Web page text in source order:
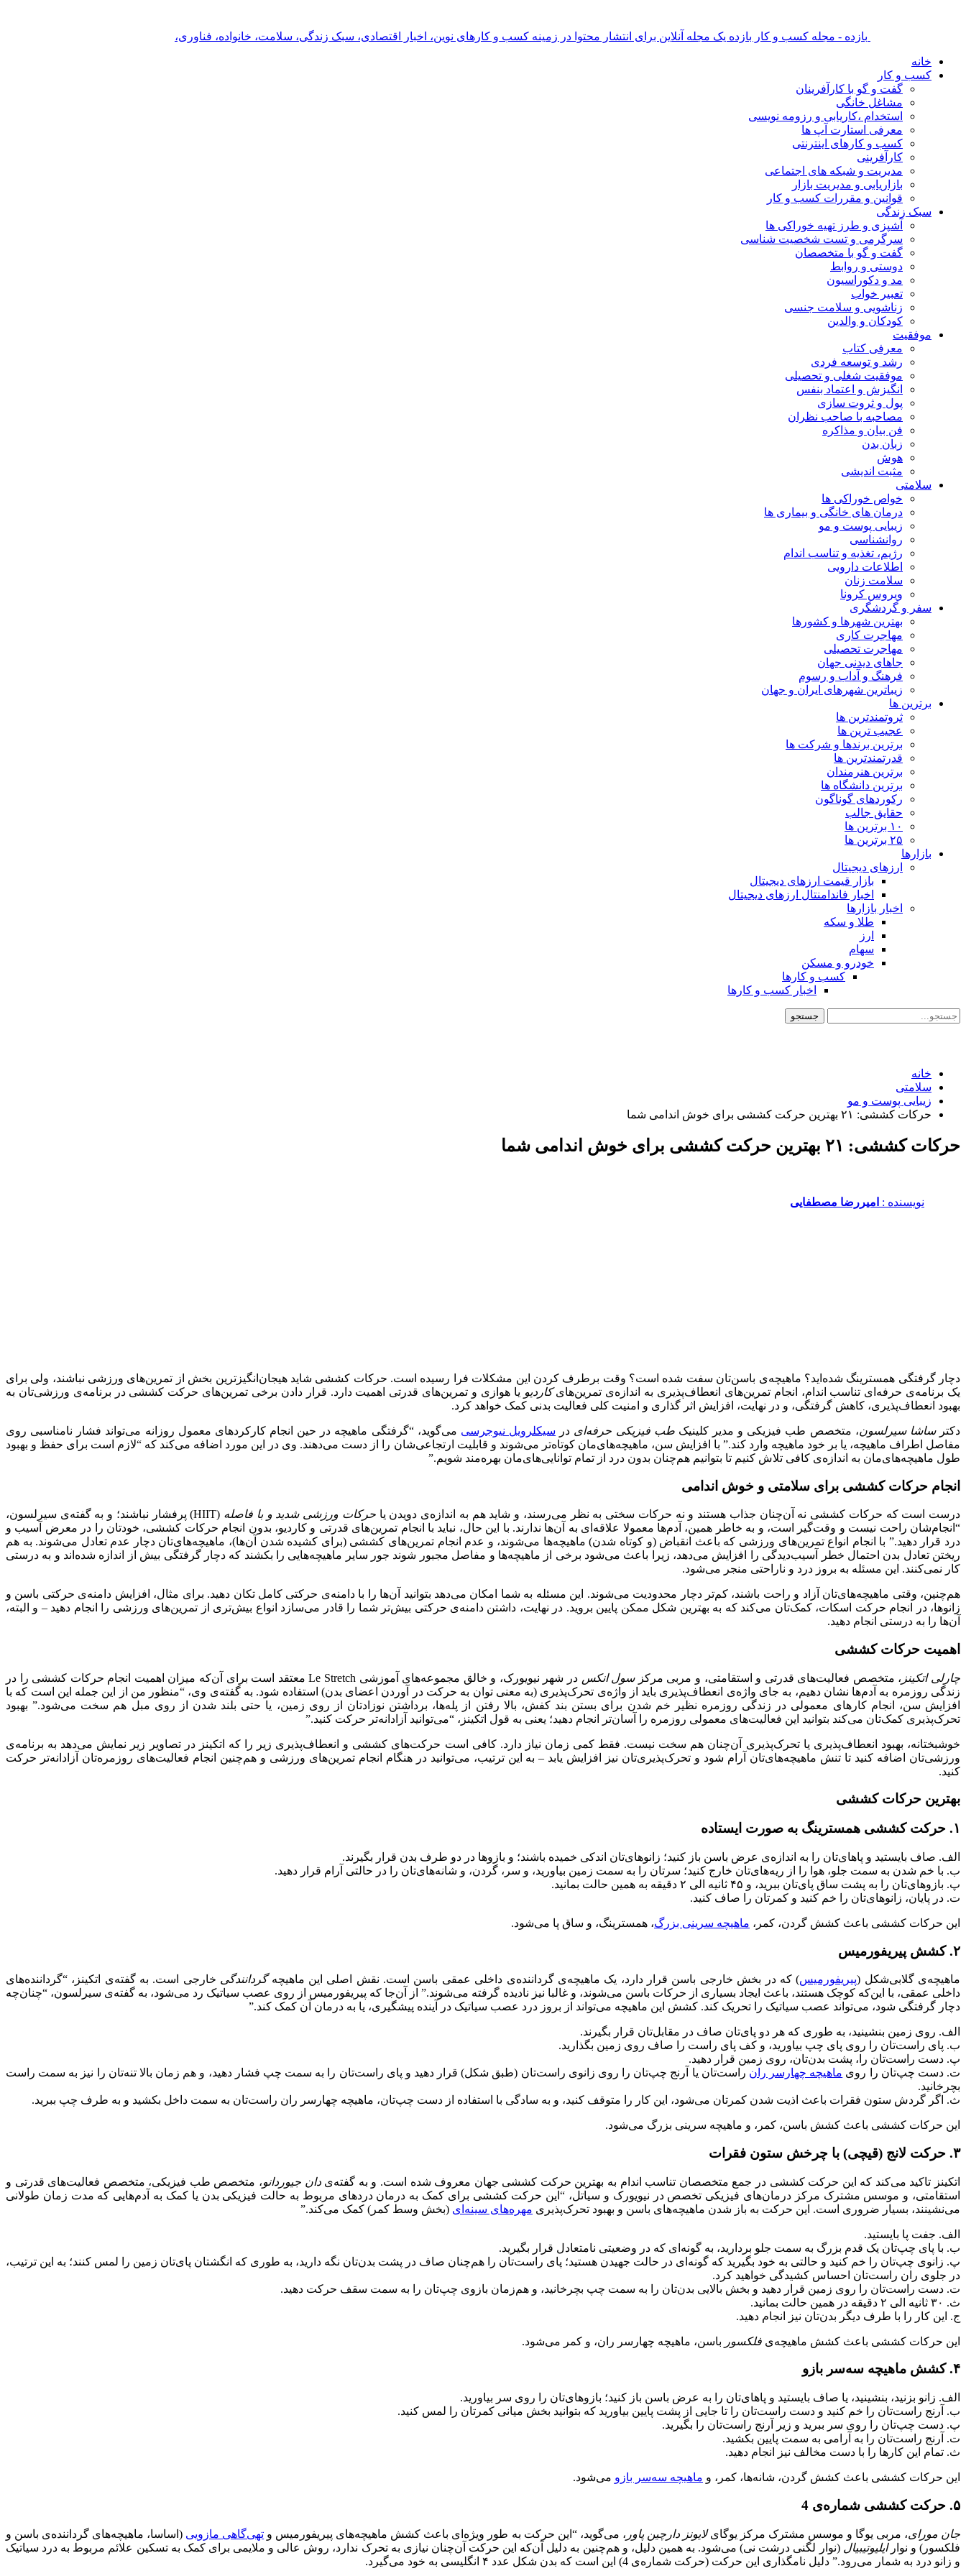
بازده - مجله کسب و کار بازده یک مجله آنلاین برای انتشار محتوا در زمینه کسب و کارهای نوین، اخبار اقتصادی، سبک زندگی، سلامت، خانواده، فناوری،
خانه
کسب و کار
گفت و گو با کارآفرینان
مشاغل خانگی
استخدام ،کاریابی و رزومه نویسی
معرفی استارت آپ ها
کسب و کارهای اینترنتی
کارآفرینی
مدیریت و شبکه های اجتماعی
بازاریابی و مدیریت بازار
قوانین و مقررات کسب و کار
سبک زندگی
آشپزی و طرز تهیه خوراکی ها
سرگرمی و تست شخصیت شناسی
گفت و گو با متخصصان
دوستی و روابط
مد و دکوراسیون
تعبیر خواب
زناشویی و سلامت جنسی
کودکان و والدین
موفقیت
معرفی کتاب
رشد و توسعه فردی
موفقیت شغلی و تحصیلی
انگیزش و اعتماد بنفس
پول و ثروت سازی
مصاحبه با صاحب نظران
فن بیان و مذاکره
زبان بدن
هوش
مثبت اندیشی
سلامتی
خواص خوراکی ها
درمان های خانگی و بیماری ها
زیبایی پوست و مو
روانشناسی
رژیم، تغذیه و تناسب اندام
اطلاعات دارویی
سلامت زنان
ویروس کرونا
سفر و گردشگری
بهترین شهرها و کشورها
مهاجرت کاری
مهاجرت تحصیلی
جاهای دیدنی جهان
فرهنگ و آداب و رسوم
زیباترین شهرهای ایران و جهان
برترین ها
ثروتمندترین ها
عجیب ترین ها
برترین برندها و شرکت ها
قدرتمندترین ها
برترین هنرمندان
برترین دانشگاه ها
رکوردهای گوناگون
حقایق جالب
۱۰ برترین ها
۲۵ برترین ها
بازارها
ارزهای دیجیتال
بازار قیمت ارزهای دیجیتال
اخبار فاندامنتال ارزهای دیجیتال
اخبار بازارها
طلا و سکه
ارز
سهام
خودرو و مسکن
کسب و کارها
اخبار کسب و کارها
خانه
سلامتی
زیبایی پوست و مو
حرکات کششی: ۲۱ بهترین حرکت کششی برای خوش اندامی شما
حرکات کششی: ۲۱ بهترین حرکت کششی برای خوش اندامی شما
نویسنده :‌ امیررضا مصطفایی
دچار گرفتگی همسترینگ شده‌اید؟ ماهیچه‌ی باسن‌تان سفت شده است؟ وقت برطرف کردن این مشکلات فرا رسیده است. حرکات کششی شاید هیجان‌انگیزترین بخش از تمرین‌های ورزشی نباشند، ولی برای
یک برنامه‌ی حرفه‌ای تناسب اندام، انجام تمرین‌های انعطاف‌پذیری به اندازه‌ی تمرین‌هایکاردیو یا هوازی و تمرین‌های قدرتی اهمیت دارد. قرار دادن برخی تمرین‌های حرکت کششی در برنامه‌ی ورزشی‌تان به
بهبود انعطاف‌پذیری، کاهش گرفتگی، و در نهایت، افزایش اثر گذاری و امنیت کلی فعالیت بدنی کمک خواهد کرد.
دکترساشا سیرلسون، متخصص طب فیزیکی و مدیر کلینیکطب فیزیکی حرفه‌ای در سیکلرویل نیوجرسی می‌گوید، “گرفتگی ماهیچه در حین انجام کارکردهای معمول روزانه می‌تواند فشار نامناسبی روی
مفاصل اطراف ماهیچه، یا بر خود ماهیچه وارد کند.‌”‌ با افزایش سن، ماهیچه‌های‌مان کوتاه‌تر می‌شوند و قابلیت ارتجاعی‌شان را از دست می‌دهند. وی در این مورد اضافه می‌کند که “‌لازم است برای حفظ و بهبود
طول ماهیچه‌های‌مان به اندازه‌ی کافی تلاش کنیم تا بتوانیم هم‌چنان بدون درد از تمام توانایی‌های‌مان بهره‌مند شویم.‌”‌
انجام حرکات کششی برای سلامتی و خوش اندامی
درست است که حرکات کششی نه آن‌چنان جذاب هستند و نه حرکات سختی به نظر می‌رسند،‌ و شاید هم به اندازه‌ی دویدن یاحرکات ورزشی شدید و با فاصله
(HIIT) پرفشار نباشند؛ و به گفته‌ی سیرلسون،
“‌انجام‌شان راحت نیست و وقت‌گیر است،‌ و به خاطر همین، آدم‌ها معمولا علاقه‌ای به آن‌ها ندارند. با این حال، نباید با انجام تمرین‌های قدرتی و کاردیو، بدون انجام حرکات کششی، خودتان را در معرض آسیب و
درد قرار دهید.‌” با انجام انواع تمرین‌های ورزشی که باعث انقباض (و کوتاه شدن) ماهیچه‌ها می‌شوند، و عدم انجام تمرین‌های کششی (برای کشیده شدن آن‌ها)، ماهیچه‌های‌تان دچار عدم تعادل می‌شوند. به هم
ریختن تعادل بدن احتمال خطر آسیب‌دیدگی را افزایش می‌دهد، زیرا باعث می‌شود برخی از ماهیچه‌ها و مفاصل مجبور شوند جور سایر ماهیچه‌هایی را بکشند که دچار گرفتگی بیش از اندازه شده‌اند و به درستی
کار نمی‌کنند. این مسئله به بروز درد و ناراحتی منجر می‌شود.
هم‌چنین، وقتی ماهیچه‌های‌تان آزاد و راحت باشند، کم‌تر دچار محدودیت می‌شوند. این مسئله به شما امکان می‌دهد بتوانید آن‌ها را با دامنه‌ی حرکتی کامل تکان دهید. برای مثال، افزایش دامنه‌ی حرکتی باسن و
زانوها، در انجام حرکت اسکات، کمک‌تان می‌کند که به بهترین شکل ممکن پایین بروید. در نهایت، داشتن دامنه‌ی حرکتی بیش‌تر شما را قادر می‌سازد انواع بیش‌تری از تمرین‌های ورزشی را انجام دهید – و البته،
آن‌ها را به درستی انجام دهید.
اهمیت حرکات کششی
چارلی اتکینز ، متخصص فعالیت‌های قدرتی و استقامتی، و مربی مرکزسول انکس
در شهر نیویورک، و خالق مجموعه‌های آموزشی Le Stretch معتقد است برای آن‌که میزان اهمیت انجام حرکات کششی را در
زندگی روزمره به آدم‌ها نشان دهیم، به جای واژه‌ی انعطاف‌پذیری باید از واژه‌ی تحرک‌پذیری (به معنی توان به حرکت در آوردن اعضای بدن) استفاده شود. به گفته‌ی وی، “‌منظور من از این جمله این است که با
افزایش سن، انجام کارهای معمولی در زندگی روزمره نظیر خم شدن برای بستن بند کفش، بالا رفتن از پله‌ها، برداشتن نوزادتان از روی زمین، یا حتی بلند شدن از روی مبل هم سخت می‌شود.‌” بهبود
تحرک‌پذیری کمک‌تان می‌کند بتوانید این فعالیت‌های معمولی روزمره را آسان‌تر انجام دهید؛ یعنی به قول اتکینز، “‌می‌توانید آزادانه‌تر حرکت کنید.‌”
خوشبختانه، بهبود انعطاف‌پذیری یا تحرک‌پذیری آن‌چنان هم سخت نیست. فقط کمی زمان نیاز دارد. کافی است حرکت‌های کششی و انعطاف‌پذیری زیر را که اتکینز در تصاویر زیر نمایش می‌دهد به برنامه‌ی
ورزشی‌تان اضافه کنید تا تنش ماهیچه‌های‌تان آرام شود و تحرک‌پذیری‌تان نیز افزایش یابد – به این ترتیب، می‌توانید در هنگام انجام تمرین‌های ورزشی و هم‌چنین انجام فعالیت‌های روزمره‌تان آزادانه‌تر حرکت
کنید.
بهترین حرکات کششی
۱. حرکت کششی همسترینگ به صورت ایستاده
الف. صاف بایستید و پاهای‌تان را به اندازه‌ی عرض باسن باز کنید؛ زانوهای‌تان اندکی خمیده باشند؛ و بازوها در دو طرف بدن قرار بگیرند.
ب. با خم شدن به سمت جلو، هوا را از ریه‌های‌تان خارج کنید؛ سرتان را به سمت زمین بیاورید، و سر، گردن، و شانه‌های‌تان را در حالتی آرام قرار دهید.
پ. بازوهای‌تان را به پشت ساق پای‌تان ببرید، و ۴۵ ثانیه الی ۲ دقیقه به همین حالت بمانید.
ت. در پایان، زانوهای‌تان را خم کنید و کمرتان را صاف کنید.
این حرکات کششی باعث کشش گردن، کمر، ماهیچه سرینی بزرگ، همسترینگ، و ساق پا می‌شود.
۲. کشش پیریفورمیس
ماهیچه‌ی گلابی‌شکل (پیریفورمیس) که در بخش خارجی باسن قرار دارد، یک ماهیچه‌ی گرداننده‌ی داخلی عمقی باسن است. نقش اصلی این ماهیچهگردانندگی خارجی است. به گفته‌ی اتکینز، “‌گرداننده‌های
داخلی عمقی، ‌با این‌که کوچک هستند، باعث ایجاد بسیاری از حرکات باسن می‌شوند، و غالبا نیز نادیده گرفته می‌شوند.‌” از آن‌جا که پیریفورمیس از روی عصب سیاتیک رد می‌شود، به گفته‌ی سیرلسون، “‌چنان‌چه
دچار گرفتگی شود، می‌تواند عصب سیاتیک را تحریک کند. کشش این ماهیچه می‌تواند از بروز درد عصب سیاتیک در آینده پیشگیری، یا به درمان آن کمک کند.‌”‌
الف. روی زمین بنشینید، به طوری که هر دو پای‌تان صاف در مقابل‌تان قرار بگیرند.
ب. پای راست‌تان را روی پای چپ بیاورید، و کف پای راست را صاف روی زمین بگذارید.
پ. دست راست‌تان را، پشت بدن‌تان، روی زمین قرار دهید.
ت. دست چپ‌تان را روی ماهیچه چهارسر ران راست‌تان یا آرنج چپ‌تان را روی زانوی‌ راست‌تان (طبق شکل) قرار دهید و پای راست‌تان را به سمت چپ فشار دهید، و هم‌ زمان بالا تنه‌تان را نیز به سمت راست
بچرخانید.
ث. اگر گردش ستون فقرات باعث اذیت شدن کمرتان می‌شود، این کار را متوقف کنید، و به سادگی با استفاده از دست چپ‌تان، ماهیچه چهارسر ران راست‌تان به سمت داخل بکشید و به طرف چپ ببرید.
این حرکات کششی باعث کشش باسن، کمر، و ماهیچه سرینی بزرگ می‌شود.
۳. حرکت لانج (قیچی) با چرخش ستون فقرات
اتکینز تاکید می‌کند که این حرکت کششی در جمع متخصصان تناسب اندام به بهترین حرکت کششی جهان معروف شده است. و به گفته‌یدان جیوردانو، متخصص طب فیزیکی، متخصص فعالیت‌های قدرتی و
استقامتی، و موسس مشترک مرکز درمان‌های فیزیکی تخصص در نیویورک و سیاتل، “‌این حرکت کششی برای کمک به درمان دردهای مربوط به حالت فیزیکی بدن یا کمک به آدم‌هایی که مدت زمان طولانی
می‌نشینند، بسیار ضروری است. این حرکت به باز شدن ماهیچه‌های باسن و بهبود تحرک‌پذیری مهره‌های سینه‌ای (بخش وسط کمر) کمک می‌کند.‌”
الف. جفت پا بایستید.
ب. با پای چپ‌تان یک قدم بزرگ به سمت جلو بردارید، به گونه‌ای که در وضعیتی نامتعادل قرار بگیرید.
پ. زانوی چپ‌تان را خم کنید و حالتی به خود بگیرید که گونه‌ای در حالت جهیدن هستید؛ پای راست‌تان را هم‌چنان صاف در پشت بدن‌تان نگه دارید، به طوری که انگشتان پای‌تان زمین را لمس کنند؛ به این ترتیب،
در جلوی ران راست‌تان احساس کشیدگی خواهید کرد.
ت. دست راست‌تان را روی زمین قرار دهید و بخش بالایی بدن‌تان را به سمت چپ بچرخانید، و هم‌زمان بازوی چپ‌تان را به سمت سقف حرکت دهید.
ث. ۳۰ ثانیه الی ۲ دقیقه در همین حالت بمانید.
ج. این کار را با طرف دیگر بدن‌تان نیز انجام دهید.
این حرکات کششی باعث کشش ماهیچه‌ی فلکسور باسن، ماهیچه چهارسر ران، و کمر می‌شود.
۴. کشش ماهیچه سه‌سر بازو
الف. زانو بزنید، بنشینید، یا صاف بایستید و پاهای‌تان را به عرض باسن باز کنید؛ بازوهای‌تان را روی سر بیاورید.
ب. آرنج راست‌تان را خم کنید و دست راست‌تان را تا جایی از پشت پایین بیاورید که بتوانید بخش میانی کمرتان را لمس کنید.
پ. دست چپ‌تان را روی سر ببرید و زیر آرنج راست‌تان را بگیرید.
ت. آرنج راست‌تان را به آرامی به سمت پایین بکشید.
ث. تمام این کارها را با دست‌ مخالف نیز انجام دهید.
این حرکات کششی باعث کشش گردن، شانه‌ها، کمر، و ماهیچه سه‌سر بازو می‌شود.
۵. حرکت کششی شماره‌ی 4
جان مورای، مربی یوگا و موسس مشترک مرکز یوگایلایونز دارچین پاور ، می‌گوید، “‌این حرکت به طور ویژه‌ای باعث کشش ماهیچه‌های پیریفورمیس و تهی‌گاهی ‌مازویی (اساسا، ماهیچه‌های گرداننده‌ی باسن و
فلکسور) و نوارایلیوتیبیال (نوار لگنی درشت نی) می‌شود. به همین دلیل، و هم‌چنین به دلیل آن‌که این حرکت آن‌چنان نیازی به تحرک ندارد، روش عالی و ملایمی برای کمک به تسکین علائم مربوط به درد سیاتیک
و زانو درد به شمار می‌رود.‌”‌ دلیل نامگذاری این حرکت (حرکت شماره‌ی 4) این است که بدن شکل عدد ۴ انگلیسی به خود می‌گیرد.